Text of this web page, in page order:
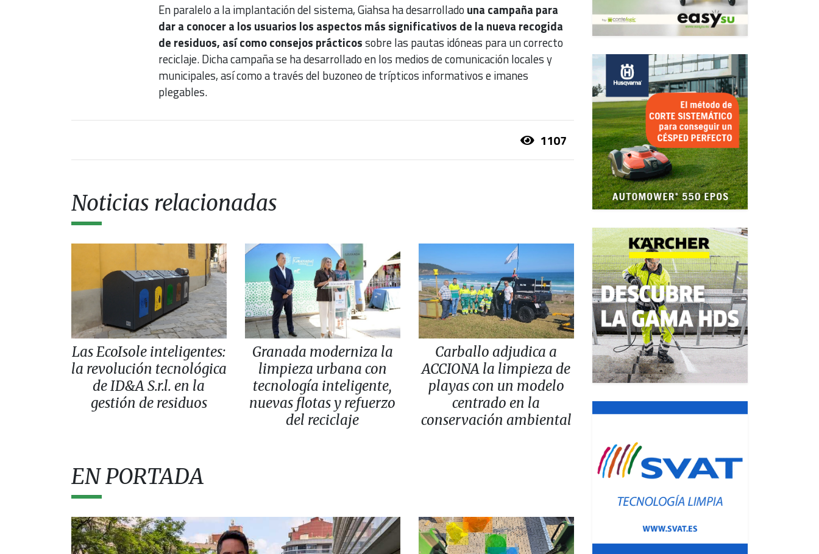
En paralelo a la implantación del sistema, Giahsa ha desarrollado una campaña para
dar a conocer a los usuarios los aspectos más significativos de la nueva recogida
de residuos, así como consejos prácticossobre las pautas idóneas para un correcto
reciclaje. Dicha campaña se ha desarrollado en los medios de comunicación locales y
municipales, así como a través del buzoneo de trípticos informativos e imanes
plegables.
1107
Noticias relacionadas
Las EcoIsole inteligentes:
la revolución tecnológica
de ID&A S.r.l. en la
gestión de residuos
Granada moderniza la
limpieza urbana con
tecnología inteligente,
nuevas flotas y refuerzo
del reciclaje
Carballo adjudica a
ACCIONA la limpieza de
playas con un modelo
centrado en la
conservación ambiental
EN PORTADA